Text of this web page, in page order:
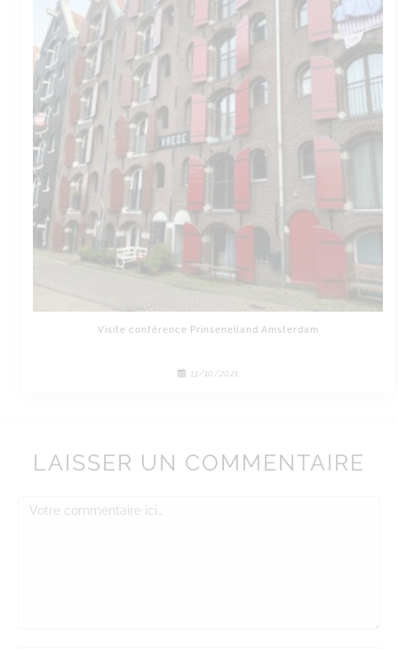
Visite conférence Prinseneiland Amsterdam
13/10/2021
LAISSER UN COMMENTAIRE